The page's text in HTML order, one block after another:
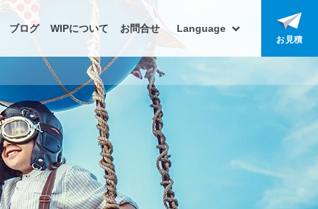
ブログ WIPについて お問合せ Language
お見積